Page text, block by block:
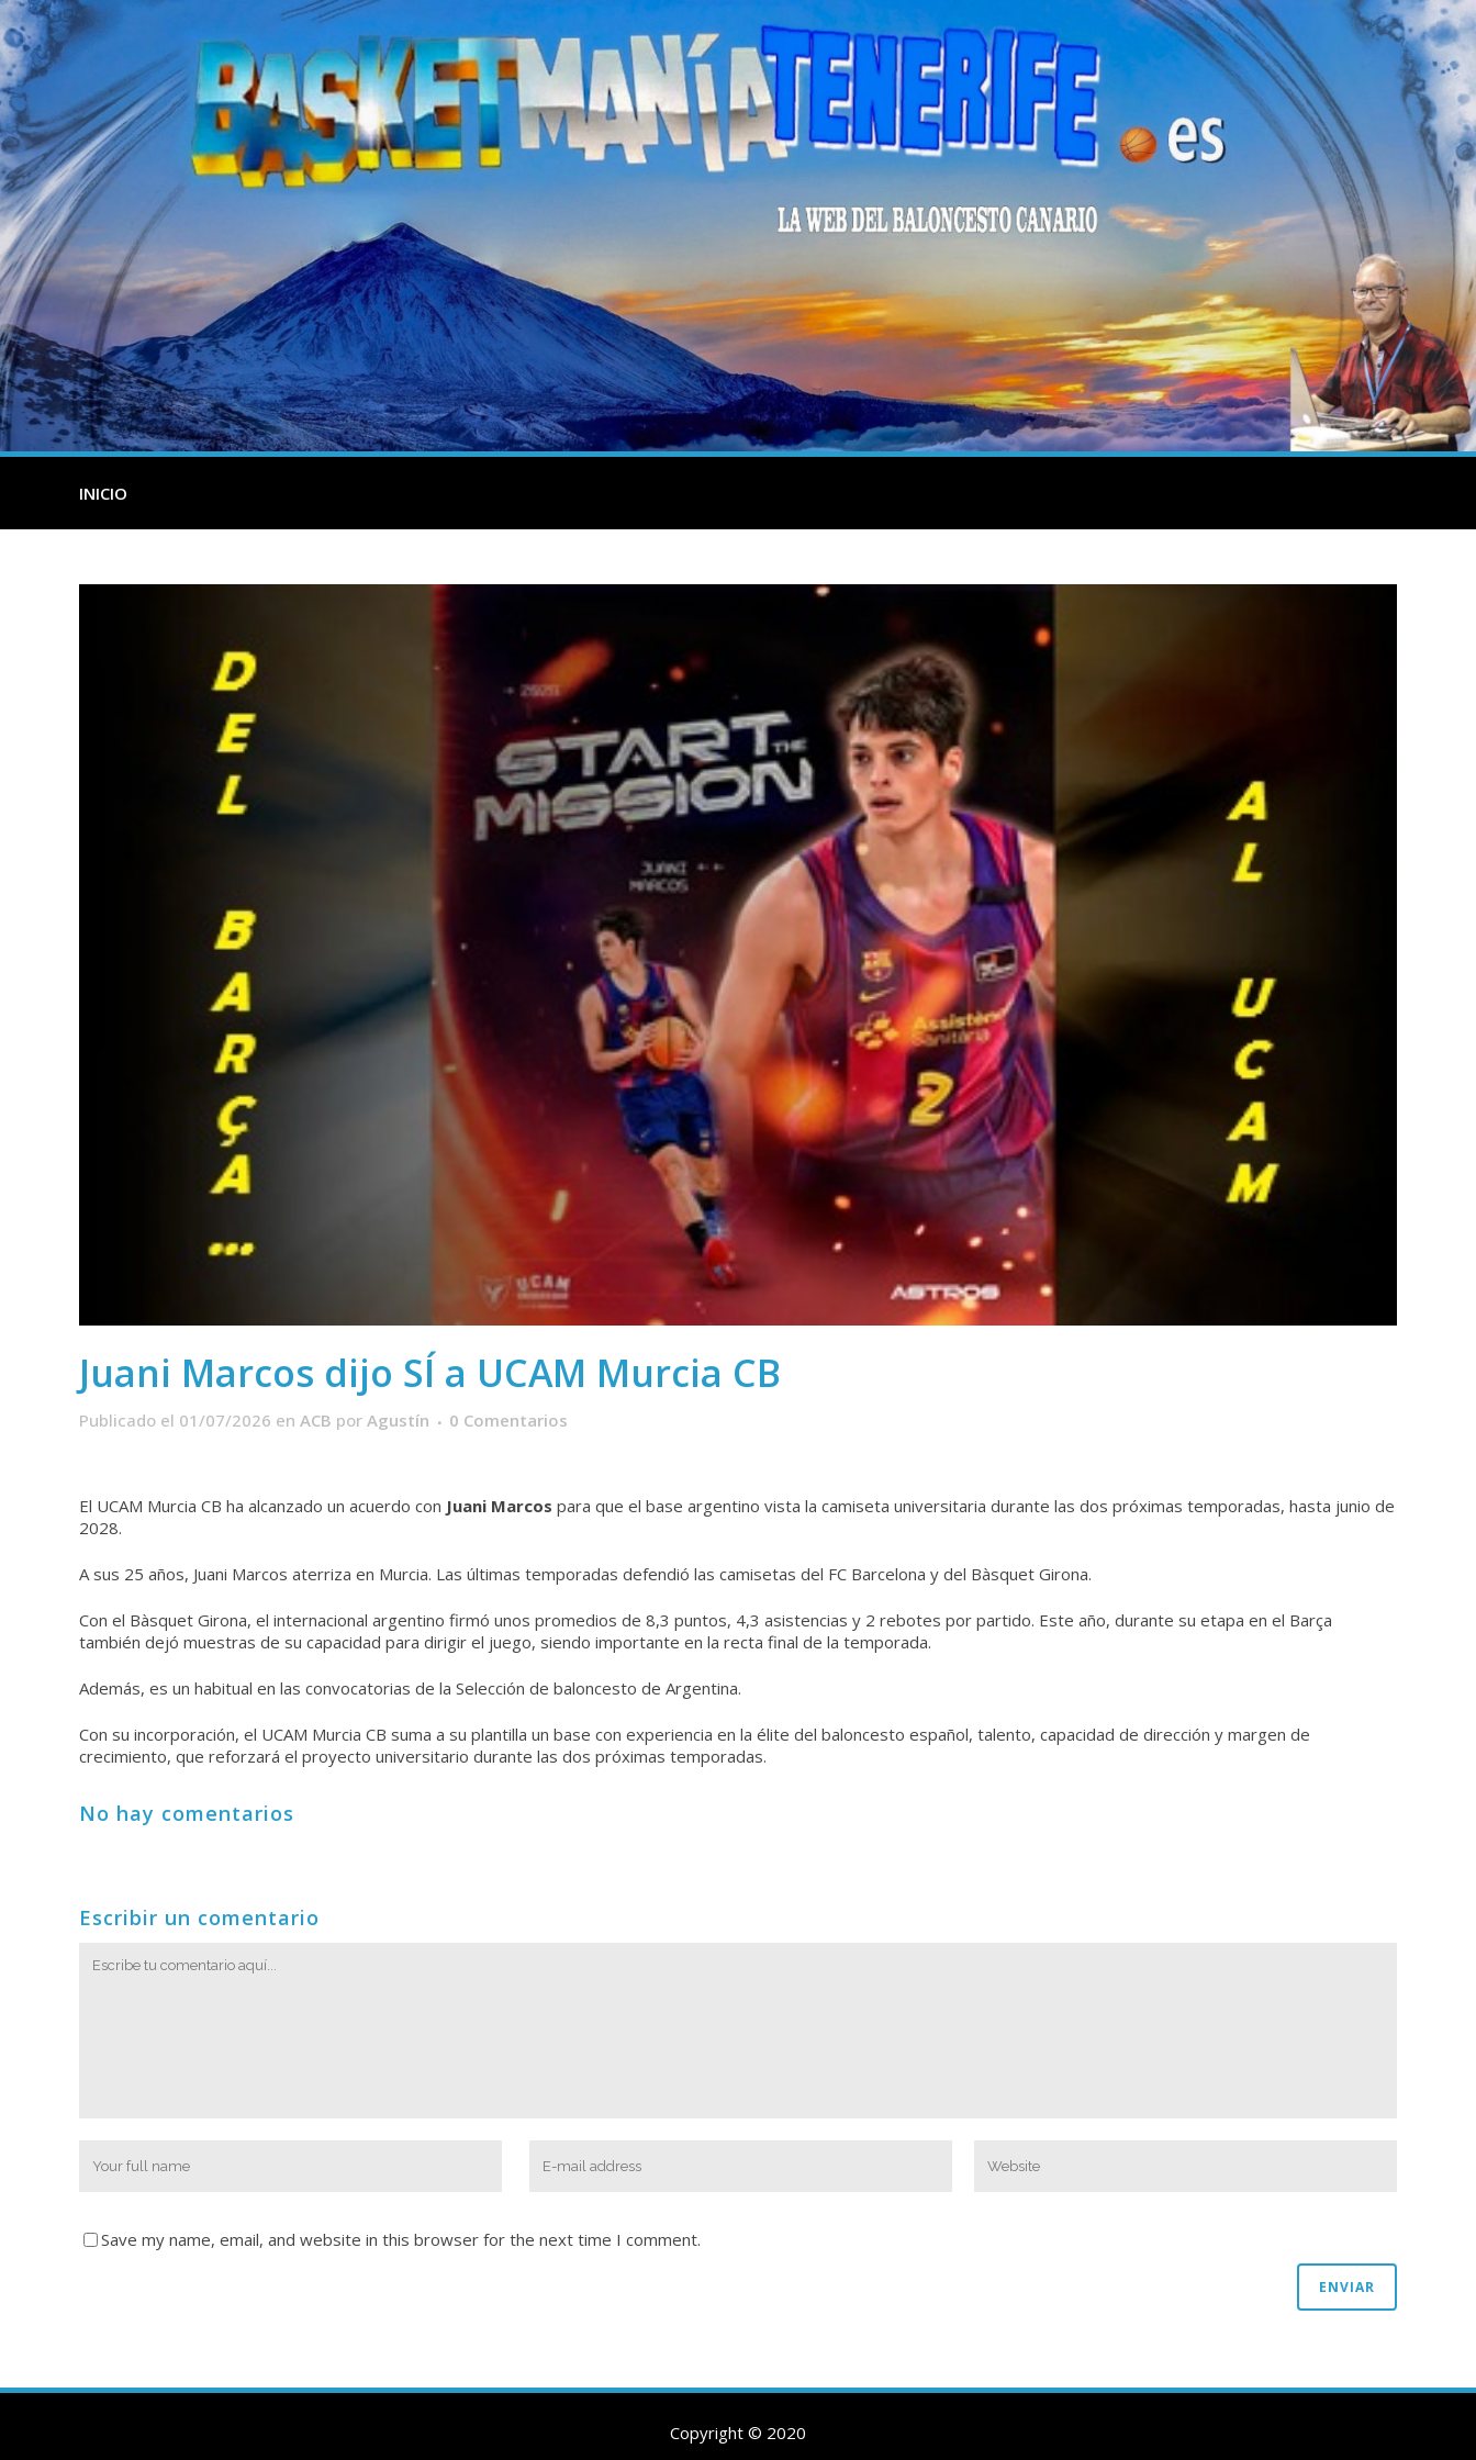
INICIO
Juani Marcos dijo SÍ a UCAM Murcia CB
Publicado el 01/07/2026 en ACB por Agustín 0 Comentarios
El UCAM Murcia CB ha alcanzado un acuerdo con Juani Marcos para que el base argentino vista la camiseta universitaria durante las dos próximas temporadas, hasta junio de
2028.
A sus 25 años, Juani Marcos aterriza en Murcia. Las últimas temporadas defendió las camisetas del FC Barcelona y del Bàsquet Girona.
Con el Bàsquet Girona, el internacional argentino firmó unos promedios de 8,3 puntos, 4,3 asistencias y 2 rebotes por partido. Este año, durante su etapa en el Barça
también dejó muestras de su capacidad para dirigir el juego, siendo importante en la recta final de la temporada.
Además, es un habitual en las convocatorias de la Selección de baloncesto de Argentina.
Con su incorporación, el UCAM Murcia CB suma a su plantilla un base con experiencia en la élite del baloncesto español, talento, capacidad de dirección y margen de
crecimiento, que reforzará el proyecto universitario durante las dos próximas temporadas.
No hay comentarios
Escribir un comentario
Save my name, email, and website in this browser for the next time I comment.
Copyright © 2020